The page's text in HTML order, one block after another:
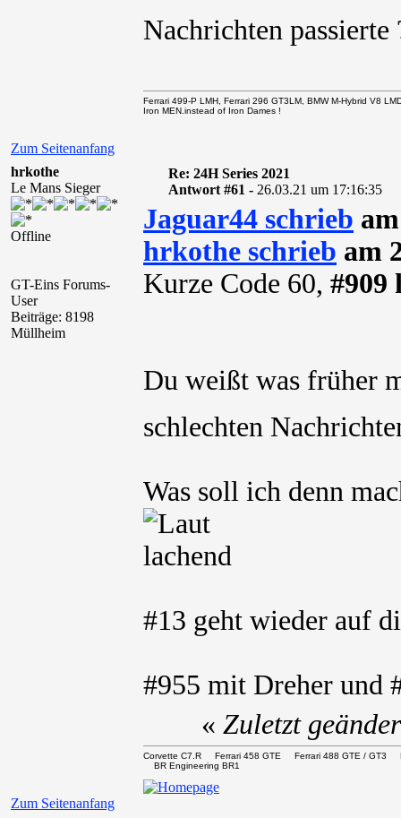
Nachrichten
Zum Seitenanfang
Ferrari 499-P LMH, Ferrari 296 GT3LM, BMW M-Hybrid V8
Iron MEN.instead of Iron Dames !
hrkothe
Le Mans Sieger
Offline
GT-Eins Forums-
User
Beiträge: 8198
Müllheim
Re: 24H Series 2021
Antwort #61 - 26.03.21 um 17:16:35
Jaguar44 schrieb
hrkothe schrieb am
Kurze Code 60, #909
Du weißt was früher
schlechten
Was soll ich denn
#13 geht wieder auf
#955 mit Dreher und
Zum Seitenanfang
« Zuletzt
Corvette C7.R Ferrari 458 GTE Ferrari 488 GTE /
BR Engineering BR1